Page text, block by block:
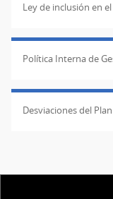
Ley de inclusión en
Política Interna de
Desviaciones del